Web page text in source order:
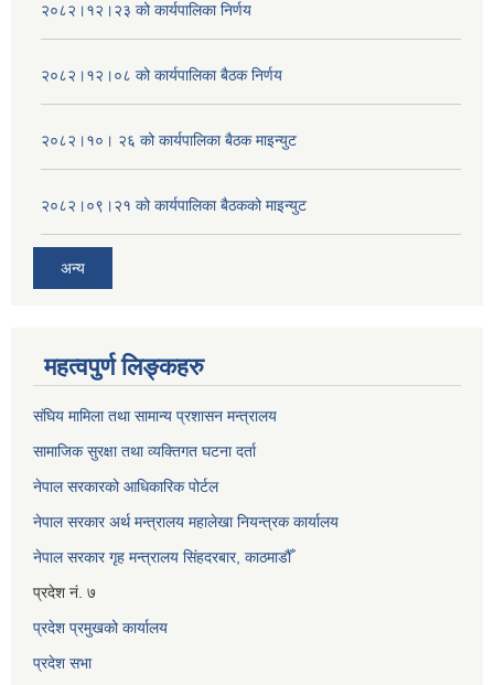
२०८२।१२।२३ को कार्यपालिका निर्णय
२०८२।१२।०८ को कार्यपालिका बैठक निर्णय
२०८२।१०। २६ को कार्यपालिका बैठक माइन्युट
२०८२।०९।२१ को कार्यपालिका बैठकको माइन्युट
अन्य
महत्वपुर्ण लिङ्कहरु
संघिय मामिला तथा सामान्य प्रशासन मन्त्रालय
सामाजिक सुरक्षा तथा व्यक्तिगत घटना दर्ता
नेपाल सरकारको आधिकारिक पोर्टल
नेपाल सरकार अर्थ मन्त्रालय महालेखा नियन्त्रक कार्यालय
नेपाल सरकार गृह मन्त्रालय सिंहदरबार, काठमाडौँ
प्रदेश नं. ७
प्रदेश प्रमुखको कार्यालय
प्रदेश सभा